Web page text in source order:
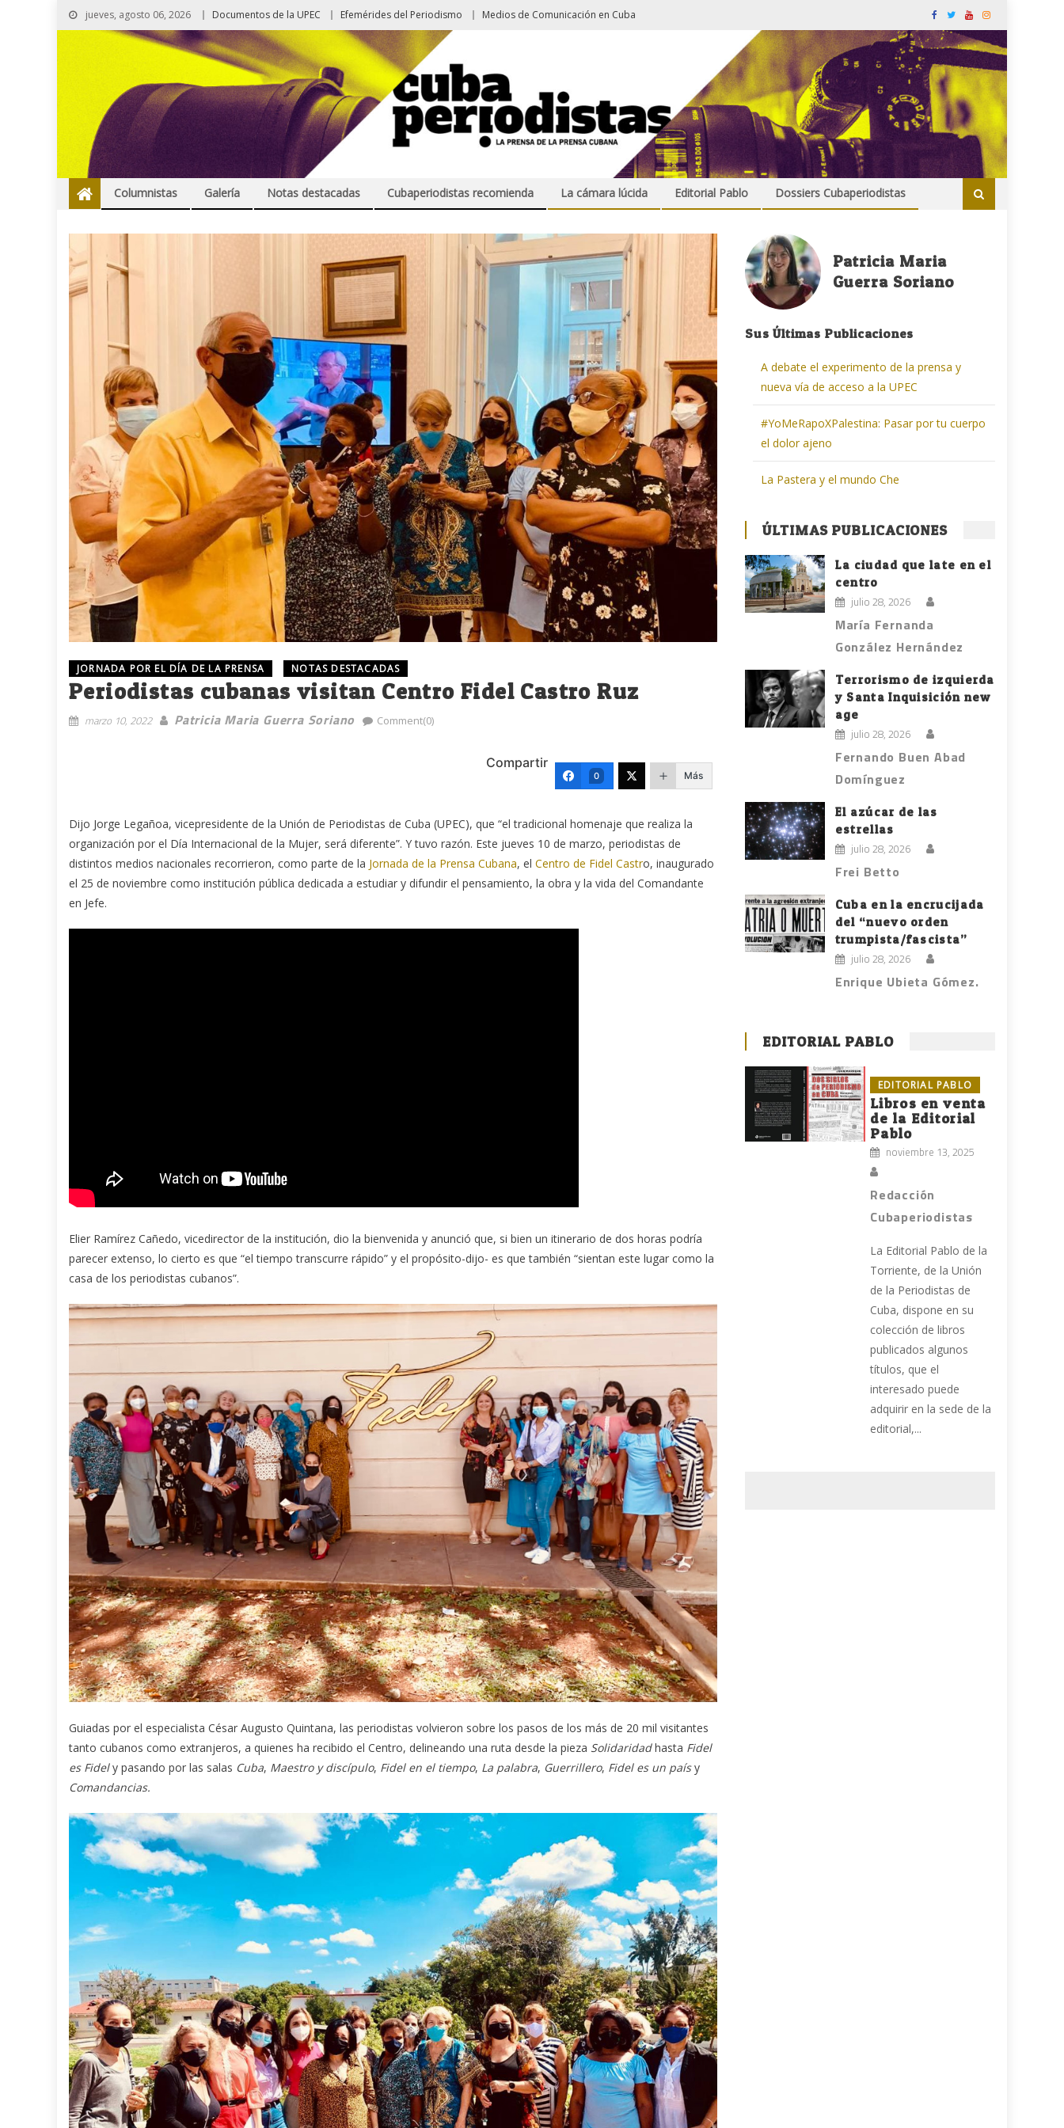
jueves, agosto 06, 2026 Documentos de la UPEC Efemérides del Periodismo Medios de Comunicación en Cuba
Columnistas Galería Notas destacadas Cubaperiodistas recomienda La cámara lúcida Editorial Pablo Dossiers Cubaperiodistas
JORNADA POR EL DÍA DE LA PRENSA NOTAS DESTACADAS
Periodistas cubanas visitan Centro Fidel Castro Ruz
marzo 10, 2022 Patricia Maria Guerra Soriano Comment(0)
Compartir
0 Más
Dijo Jorge Legañoa, vicepresidente de la Unión de Periodistas de Cuba (UPEC), que “el tradicional homenaje que realiza la
organización por el Día Internacional de la Mujer, será diferente”. Y tuvo razón. Este jueves 10 de marzo, periodistas de
distintos medios nacionales recorrieron, como parte de la Jornada de la Prensa Cubana, el Centro de Fidel Castro, inaugurado
el 25 de noviembre como institución pública dedicada a estudiar y difundir el pensamiento, la obra y la vida del Comandante
en Jefe.
Elier Ramírez Cañedo, vicedirector de la institución, dio la bienvenida y anunció que, si bien un itinerario de dos horas podría
parecer extenso, lo cierto es que “el tiempo transcurre rápido” y el propósito-dijo- es que también “sientan este lugar como la
casa de los periodistas cubanos”.
Guiadas por el especialista César Augusto Quintana, las periodistas volvieron sobre los pasos de los más de 20 mil visitantes
tanto cubanos como extranjeros, a quienes ha recibido el Centro, delineando una ruta desde la pieza Solidaridadhasta Fidel
es Fidely pasando por las salas Cuba, Maestro y discípulo, Fidel en el tiempo, La palabra, Guerrillero, Fidel es un paísy
Comandancias.
Patricia Maria
Guerra Soriano
Sus Últimas Publicaciones
A debate el experimento de la prensa y
nueva vía de acceso a la UPEC
#YoMeRapoXPalestina: Pasar por tu cuerpo
el dolor ajeno
La Pastera y el mundo Che
ÚLTIMAS PUBLICACIONES
La ciudad que late en el
centro
julio 28, 2026
María Fernanda
González Hernández
Terrorismo de izquierda
y Santa Inquisición new
age
julio 28, 2026
Fernando Buen Abad
Domínguez
El azúcar de las
estrellas
julio 28, 2026
Frei Betto
Cuba en la encrucijada
del “nuevo orden
trumpista/fascista”
julio 28, 2026
Enrique Ubieta Gómez.
EDITORIAL PABLO
EDITORIAL PABLO
Libros en venta
de la Editorial
Pablo
noviembre 13, 2025
Redacción
Cubaperiodistas
La Editorial Pablo de la
Torriente, de la Unión
de la Periodistas de
Cuba, dispone en su
colección de libros
publicados algunos
títulos, que el
interesado puede
adquirir en la sede de la
editorial,...